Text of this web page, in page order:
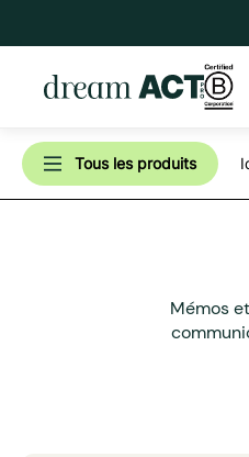
Tous les produits
Mémos